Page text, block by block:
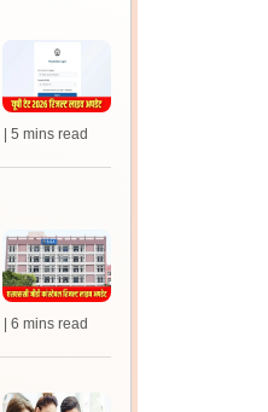
| 5 mins read
| 6 mins read